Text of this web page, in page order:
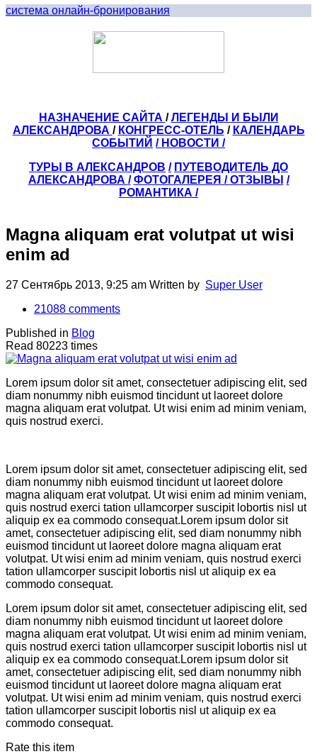
система онлайн-бронирования
НАЗНАЧЕНИЕ САЙТА /ЛЕГЕНДЫ И БЫЛИ
АЛЕКСАНДРОВА / КОНГРЕСС-ОТЕЛЬ / КАЛЕНДАРЬ
СОБЫТИЙ / НОВОСТИ /
ТУРЫ В АЛЕКСАНДРОВ / ПУТЕВОДИТЕЛЬ ДО
АЛЕКСАНДРОВА / ФОТОГАЛЕРЕЯ /ОТЗЫВЫ /
РОМАНТИКА /
Magna aliquam erat volutpat ut wisi
enim ad
27 Сентябрь 2013, 9:25 am Written by Super User
21088 comments
Published in Blog
Read 80223 times
Lorem ipsum dolor sit amet, consectetuer adipiscing elit, sed
diam nonummy nibh euismod tincidunt ut laoreet dolore
magna aliquam erat volutpat. Ut wisi enim ad minim veniam,
quis nostrud exerci.
Lorem ipsum dolor sit amet, consectetuer adipiscing elit, sed
diam nonummy nibh euismod tincidunt ut laoreet dolore
magna aliquam erat volutpat. Ut wisi enim ad minim veniam,
quis nostrud exerci tation ullamcorper suscipit lobortis nisl ut
aliquip ex ea commodo consequat.Lorem ipsum dolor sit
amet, consectetuer adipiscing elit, sed diam nonummy nibh
euismod tincidunt ut laoreet dolore magna aliquam erat
volutpat. Ut wisi enim ad minim veniam, quis nostrud exerci
tation ullamcorper suscipit lobortis nisl ut aliquip ex ea
commodo consequat.
Lorem ipsum dolor sit amet, consectetuer adipiscing elit, sed
diam nonummy nibh euismod tincidunt ut laoreet dolore
magna aliquam erat volutpat. Ut wisi enim ad minim veniam,
quis nostrud exerci tation ullamcorper suscipit lobortis nisl ut
aliquip ex ea commodo consequat.Lorem ipsum dolor sit
amet, consectetuer adipiscing elit, sed diam nonummy nibh
euismod tincidunt ut laoreet dolore magna aliquam erat
volutpat. Ut wisi enim ad minim veniam, quis nostrud exerci
tation ullamcorper suscipit lobortis nisl ut aliquip ex ea
commodo consequat.
Rate this item